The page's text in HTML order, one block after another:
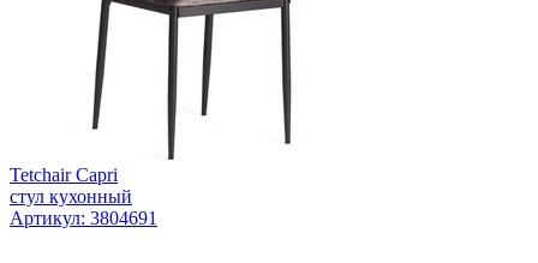
Tetchair Capri
стул кухонный
Артикул: 3804691